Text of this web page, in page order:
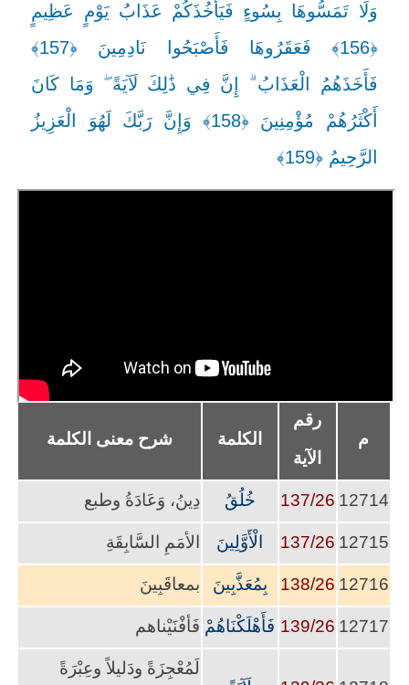
وَلَا تَمَسُّوهَا بِسُوءٍ فَيَأْخُذَكُمْ عَذَابُ يَوْمٍ عَظِيمٍ
﴿156﴾ فَعَقَرُوهَا فَأَصْبَحُوا نَادِمِينَ ﴿157﴾
فَأَخَذَهُمُ الْعَذَابُ ۗ إِنَّ فِي ذَٰلِكَ لَآيَةً ۖ وَمَا كَانَ
أَكْثَرُهُمْ مُؤْمِنِينَ ﴿158﴾ وَإِنَّ رَبَّكَ لَهُوَ الْعَزِيزُ
الرَّحِيمُ ﴿159﴾
م
رقم
الآية
الكلمة شرح معنى الكلمة
12714
137/26 خُلُقُ دِينُ، وَعَادَةُ وطبع
12715
137/26 الْأَوَّلِينَ الأمَمِ السَّابِقَةِ
12716
138/26 بِمُعَذَّبِينَ بمعاقَبِينَ
12717
139/26 فَأَهْلَكْنَاهُمْ فَأفْنَيْناهم
لَمُعْجِزَةً ودَليلاً وعِبْرَةً